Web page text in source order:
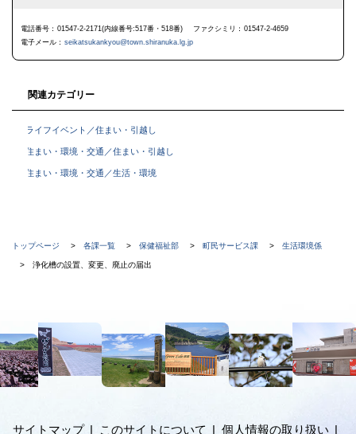
る
電話番号 01547-2-2171(内線番号:517番・518番) ファクシミリ
01547-2-4659
電子メール
seikatsukankyou@town.shiranuka.lg.jp
関連カテゴリー
ライフイベント／住まい・引越し
住まい・環境・交通／住まい・引越し
住まい・環境・交通／生活・環境
現
在
の
階
層
トップページ 各課一覧 保健福祉部 町民サービス課 生活環境係
浄化槽の設置、変更、廃止の届出
文
へ
メ
サイトマップ このサイトについて 個人情報の取り扱い